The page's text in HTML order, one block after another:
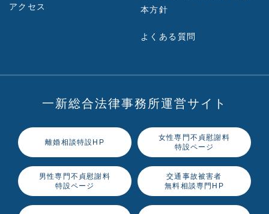
アクセス
本方針
よくある質問
一新総合法律事務所運営サイト
離婚相談特設HP
女性専門不貞慰謝料
特設ページ
男性専門不貞慰謝料
特設ページ
交通事故被害者
無料相談専門HP